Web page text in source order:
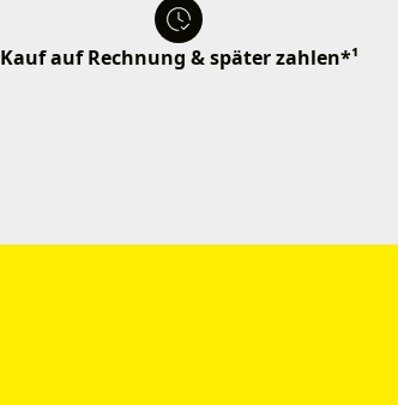
Kauf auf Rechnung & später zahlen*¹